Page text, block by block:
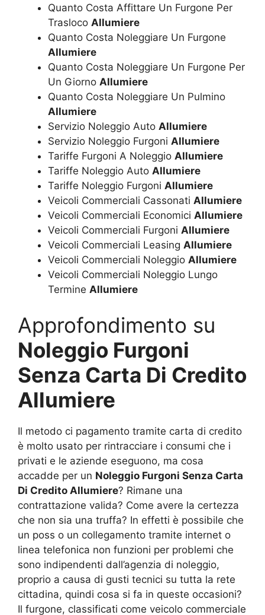
Quanto Costa Affittare Un Furgone Per
Trasloco Allumiere
Quanto Costa Noleggiare Un Furgone
Allumiere
Quanto Costa Noleggiare Un Furgone Per
Un Giorno Allumiere
Quanto Costa Noleggiare Un Pulmino
Allumiere
Servizio Noleggio Auto Allumiere
Servizio Noleggio Furgoni Allumiere
Tariffe Furgoni A Noleggio Allumiere
Tariffe Noleggio Auto Allumiere
Tariffe Noleggio Furgoni Allumiere
Veicoli Commerciali Cassonati Allumiere
Veicoli Commerciali Economici Allumiere
Veicoli Commerciali Furgoni Allumiere
Veicoli Commerciali Leasing Allumiere
Veicoli Commerciali Noleggio Allumiere
Veicoli Commerciali Noleggio Lungo
Termine Allumiere
Approfondimento su
Noleggio Furgoni
Senza Carta Di Credito
Allumiere
Il metodo ci pagamento tramite carta di credito
è molto usato per rintracciare i consumi che i
privati e le aziende eseguono, ma cosa
accadde per un Noleggio Furgoni Senza Carta
Di Credito Allumiere? Rimane una
contrattazione valida? Come avere la certezza
che non sia una truffa? In effetti è possibile che
un poss o un collegamento tramite internet o
linea telefonica non funzioni per problemi che
sono indipendenti dall’agenzia di noleggio,
proprio a causa di gusti tecnici su tutta la rete
cittadina, quindi cosa si fa in queste occasioni?
Il furgone, classificati come veicolo commerciale